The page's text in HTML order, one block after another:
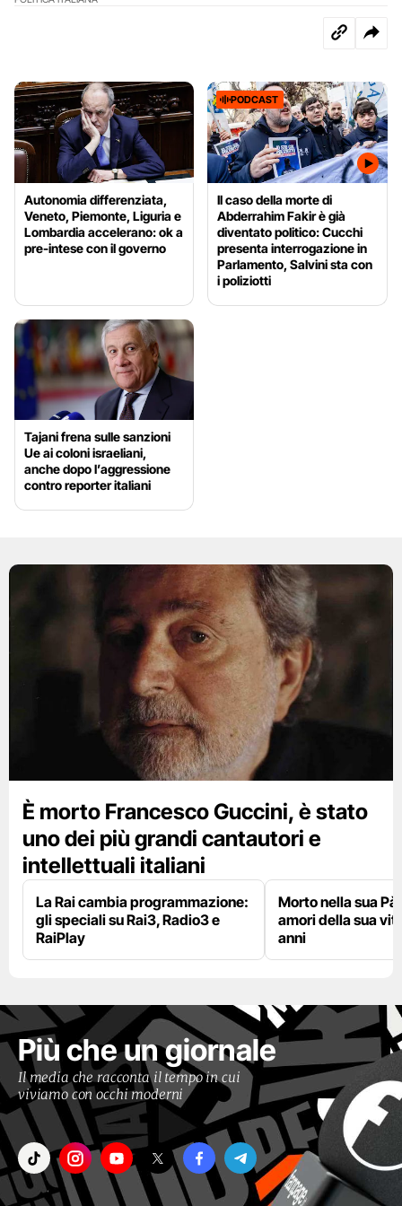
Autonomia differenziata,
Veneto, Piemonte, Liguria e
Lombardia accelerano: ok a
pre-intese con il governo
PODCAST
Il caso della morte di
Abderrahim Fakir è già
diventato politico: Cucchi
presenta interrogazione in
Parlamento, Salvini sta con
i poliziotti
Tajani frena sulle sanzioni
Ue ai coloni israeliani,
anche dopo l’aggressione
contro reporter italiani
È morto Francesco Guccini, è stato
uno dei più grandi cantautori e
intellettuali italiani
La Rai cambia programmazione:
gli speciali su Rai3, Radio3 e
RaiPlay
Morto nella sua
amori della sua
anni
Più che un giornale
Il media che racconta il tempo in cui
viviamo con occhi moderni